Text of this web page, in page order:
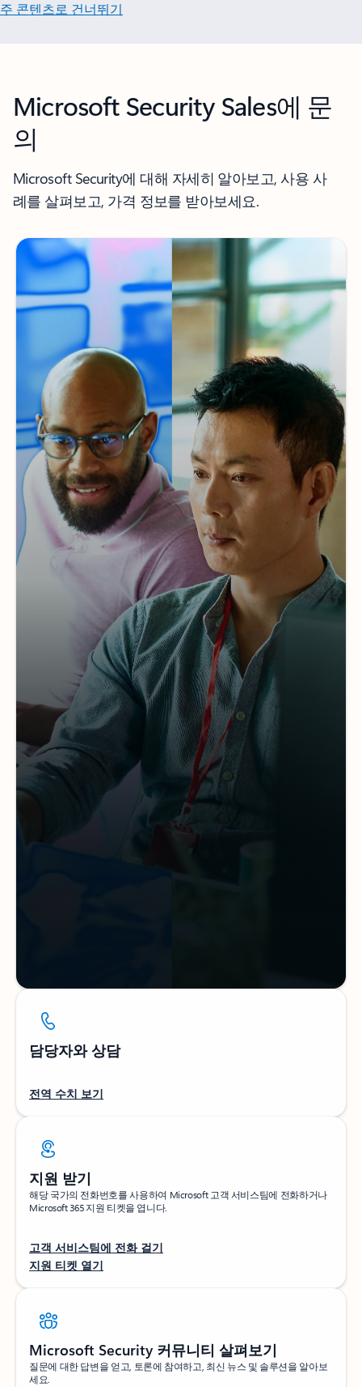
주 콘텐츠로 건너뛰기
Microsoft Security Sales에 문
의
Microsoft Security에 대해 자세히 알아보고, 사용 사
례를 살펴보고, 가격 정보를 받아보세요.
담당자와 상담
전역 수치 보기
지원 받기
해당 국가의 전화번호를 사용하여 Microsoft 고객 서비스팀에 전화하거나
Microsoft 365 지원 티켓을 엽니다.
고객 서비스팀에 전화 걸기
지원 티켓 열기
Microsoft Security 커뮤니티 살펴보기
질문에 대한 답변을 얻고, 토론에 참여하고, 최신 뉴스 및 솔루션을 알아보
세요.